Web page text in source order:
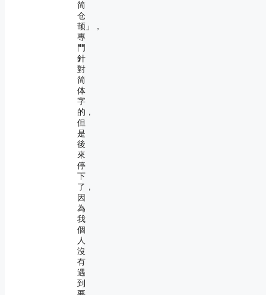
简
仓
颉」，
專
門
針
對
简
体
字
的，
但
是
後
來
停
下
了，
因
為
我
個
人
沒
有
遇
到